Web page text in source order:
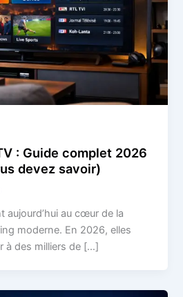
: Guide complet 2026
devez savoir)
aujourd’hui au cœur de la
moderne. En 2026, elles
à des milliers de […]